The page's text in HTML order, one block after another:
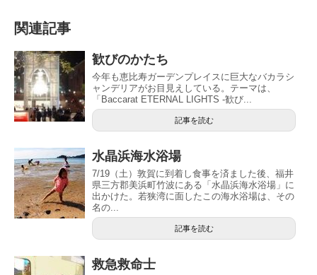
関連記事
歓びのかたち
今年も恵比寿ガーデンプレイスに巨大なバカラシ
ャンデリアがお目見えしている。テーマは、
「Baccarat ETERNAL LIGHTS -歓び...
記事を読む
水晶浜海水浴場
7/19（土）敦賀に到着し食事を済ました後、福井
県三方郡美浜町竹波にある「水晶浜海水浴場」に
出かけた。若狭湾に面したこの海水浴場は、その
名の...
記事を読む
救急救命士